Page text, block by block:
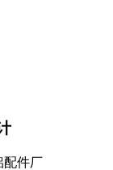
配件厂